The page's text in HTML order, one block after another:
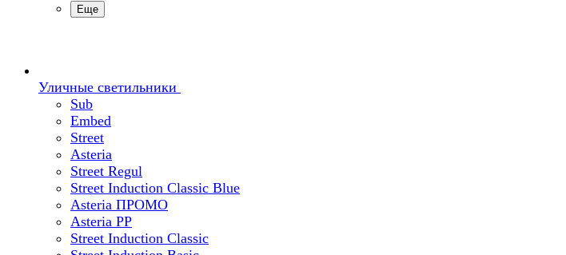
Еще
Уличные светильники
Sub
Embed
Street
Asteria
Street Regul
Street Induction Classic Blue
Asteria ПРОМО
Asteria PP
Street Induction Classic